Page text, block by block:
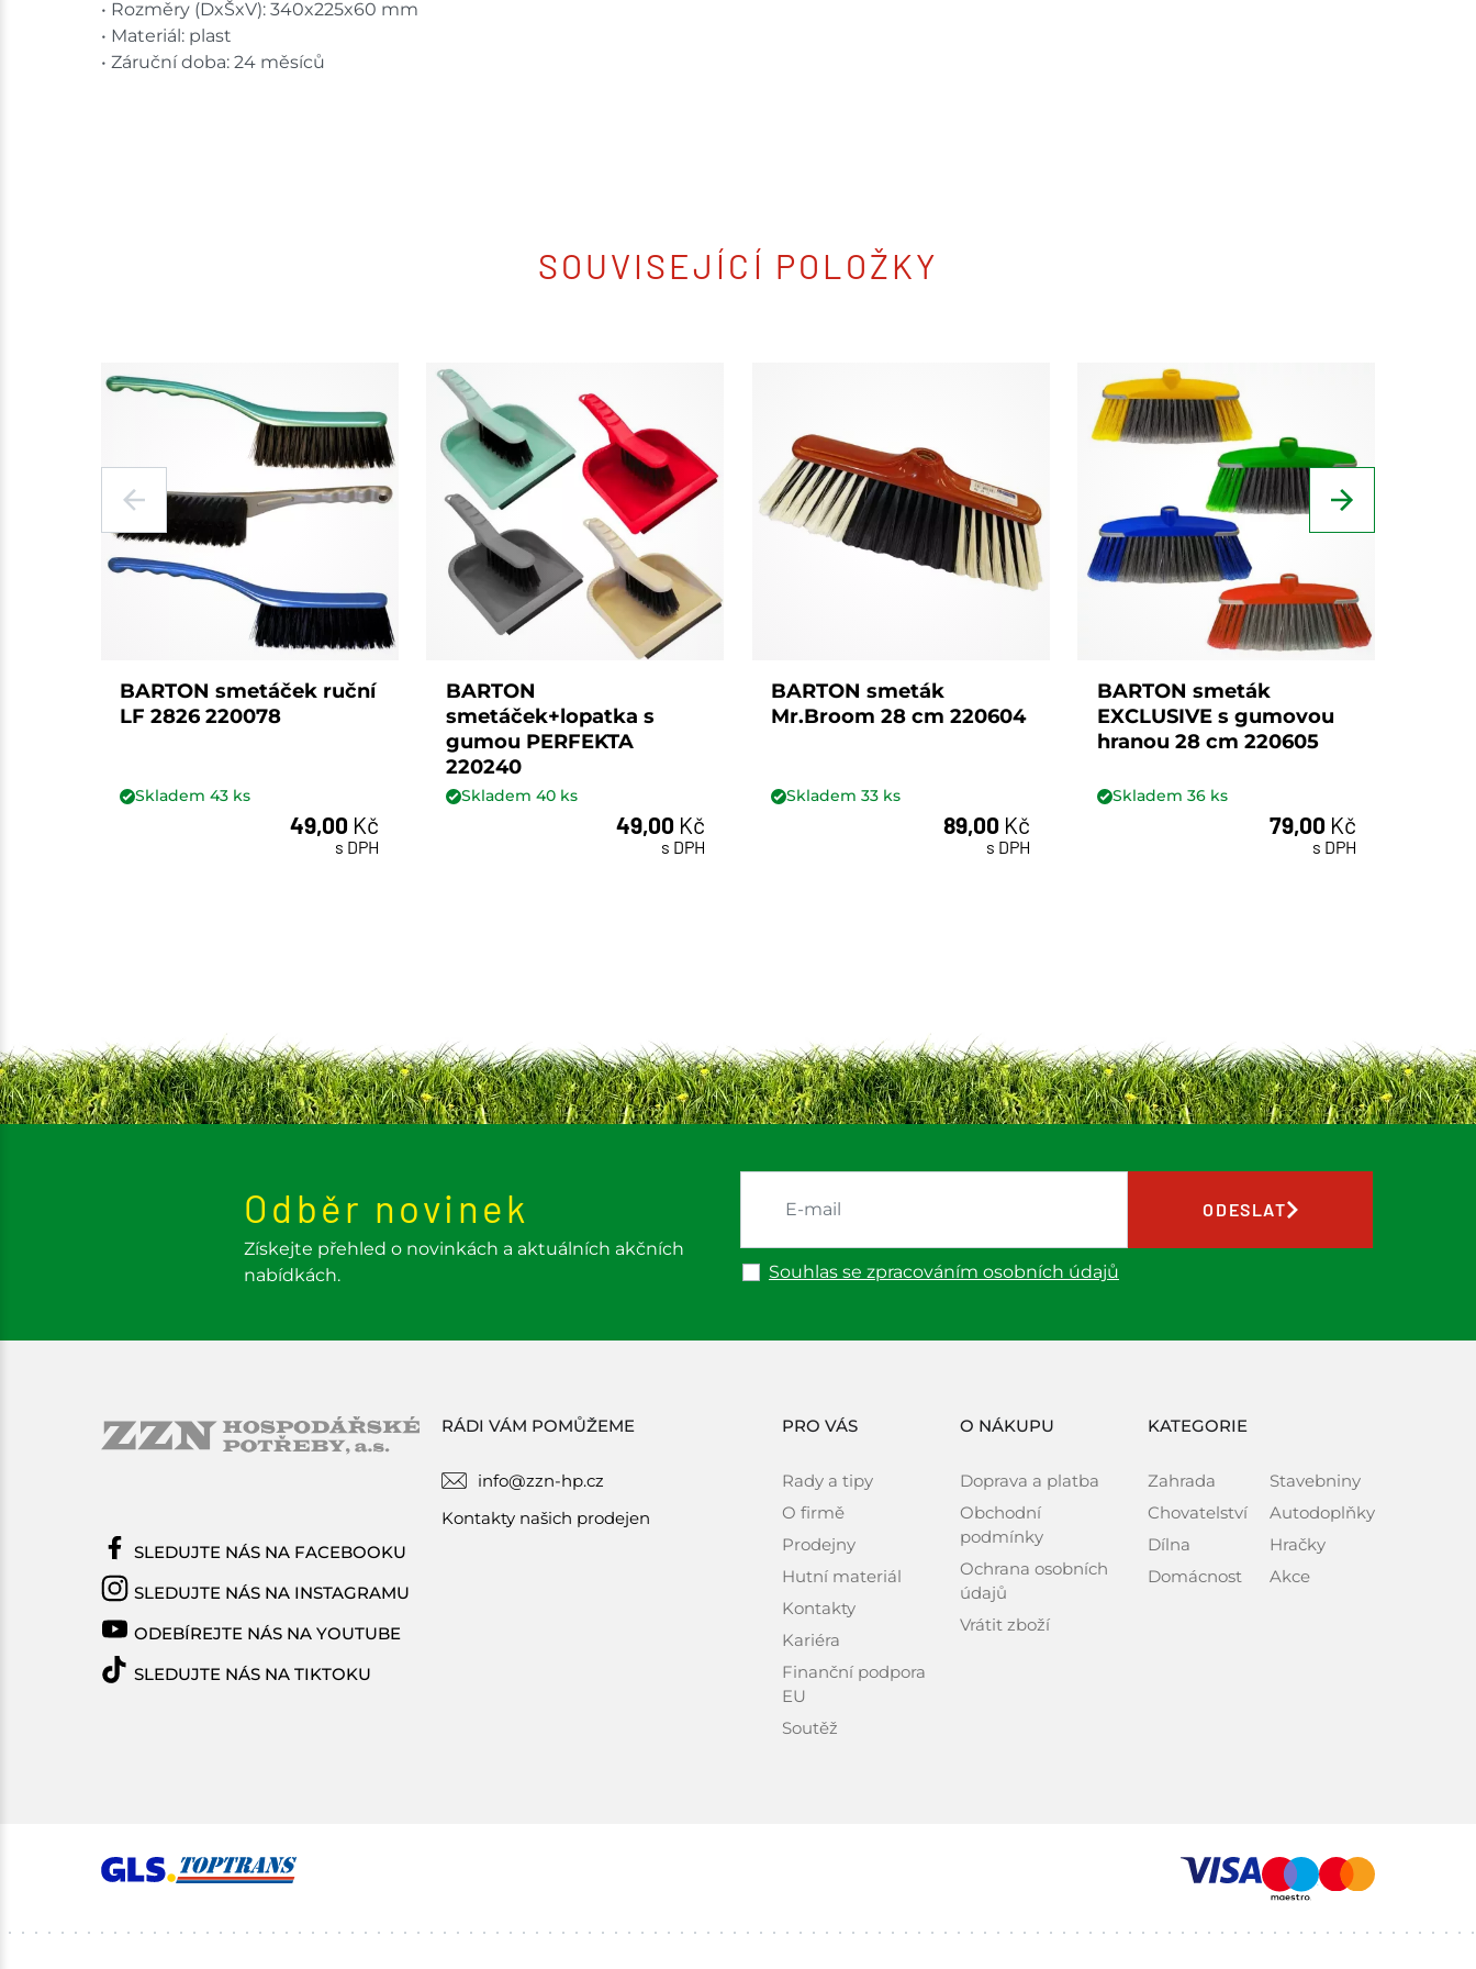
• Rozměry (DxŠxV): 340x225x60 mm
• Materiál: plast
• Záruční doba: 24 měsíců
SOUVISEJÍCÍ POLOŽKY
BARTON smetáček ruční
LF 2826 220078
Skladem43 ks
49,00 Kč
s DPH
BARTON
smetáček+lopatka s
gumou PERFEKTA
220240
Skladem 40ks
49,00 Kč
s DPH
BARTON smeták
Mr.Broom 28 cm 220604
Skladem33 ks
89,00 Kč
s DPH
BARTON smeták
EXCLUSIVE s gumovou
hranou 28 cm 220605
Skladem 36ks
79,00 Kč
s DPH
Odběr novinek
Získejte přehled o novinkách a aktuálních akčních
nabídkách.
Souhlas se zpracováním osobních údajů
ODESLAT
RÁDI VÁM POMŮŽEME
info@zzn-hp.cz
Kontakty našich prodejen
PRO VÁS
Rady a tipy
O firmě
Prodejny
Hutní materiál
Kontakty
Kariéra
Finanční podpora
EU
Soutěž
O NÁKUPU
Doprava a platba
Obchodní
podmínky
Ochrana osobních
údajů
Vrátit zboží
KATEGORIE
Zahrada
Chovatelství
Dílna
Domácnost
Stavebniny
Autodoplňky
Hračky
Akce
SLEDUJTE NÁS NA FACEBOOKU
SLEDUJTE NÁS NA INSTAGRAMU
ODEBÍREJTE NÁS NA YOUTUBE
SLEDUJTE NÁS NA TIKTOKU